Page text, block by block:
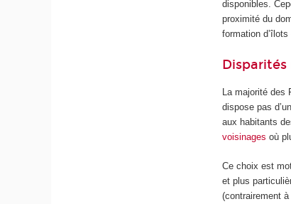
disponibles.
proximité du
formation
La majorité des
dispose pas
aux habitants
voisinages où
Ce choix est
et plus
(contrairement